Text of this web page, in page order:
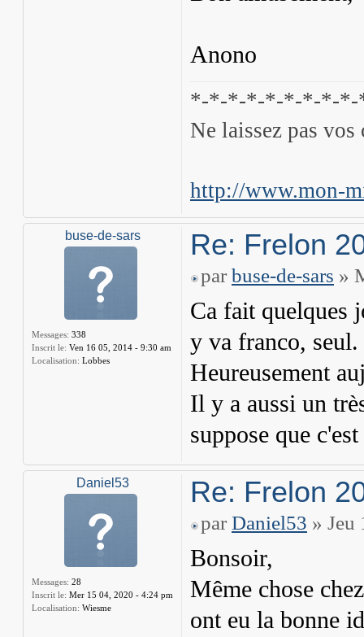
Anono
*-*-*-*-*-*-*-*-
Ne laissez pas
http://www.mon-
buse-de-sars
Messages: 338
Inscrit le: Ven 16 05, 2014 - 9:30 am
Localisation: Lobbes
Re: Frelon
par buse-de-sars »
Ca fait quelques
y va franco, seul.
Heureusement
Il y a aussi un
suppose que
Daniel53
Messages: 28
Inscrit le: Mer 15 04, 2020 - 4:24 pm
Localisation: Wiesme
Re: Frelon
par Daniel53 » Jeu
Bonsoir,
Même chose
ont eu la bonne